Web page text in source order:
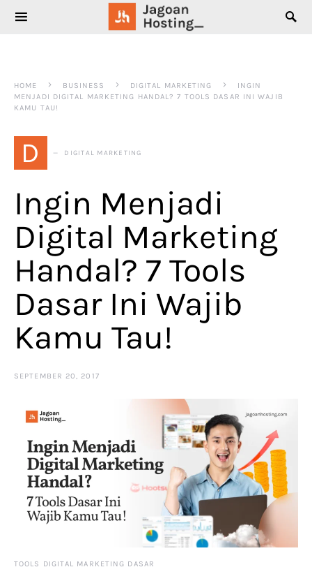
SEARCH FOR:
HOME BUSINESS DIGITAL MARKETING
INGIN
MENJADI DIGITAL MARKETING HANDAL? 7 TOOLS DASAR INI WAJIB
KAMU TAU!
D DIGITAL MARKETING
Ingin Menjadi
Digital Marketing
Handal? 7 Tools
Dasar Ini Wajib
Kamu Tau!
SEPTEMBER 20, 2017
TOOLS DIGITAL MARKETING DASAR